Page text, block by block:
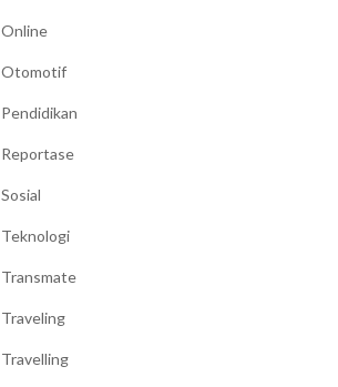
Online
Otomotif
Pendidikan
Reportase
Sosial
Teknologi
Transmate
Traveling
Travelling